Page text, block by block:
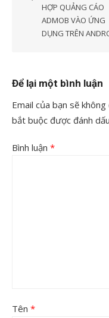
viết
HỢP QUẢNG CÁO
ADMOB VÀO ỨNG
DỤNG TRÊN
Để lại một bình luận
Email của bạn sẽ
bắt buộc được đánh dấu
Bình luận *
Tên *